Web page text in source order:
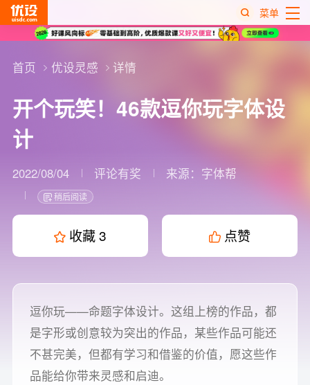
菜单
首页 优设灵感 详情
开个玩笑！46款逗你玩字体设
计
2022/08/04 评论有奖 来源： 字体帮
稍后阅读
收藏3 点赞
逗你玩——命题字体设计。这组上榜的作品，都
是字形或创意较为突出的作品，某些作品可能还
不甚完美，但都有学习和借鉴的价值，愿这些作
品能给你带来灵感和启迪。